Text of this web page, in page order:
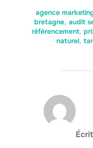
agence
bretagne, audit
référencement,
naturel,
AUTEUR